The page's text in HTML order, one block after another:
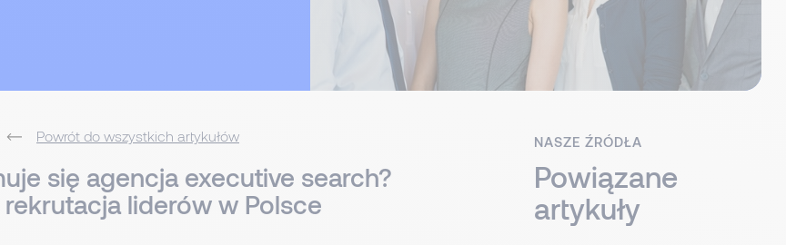
Powrót do wszystkich artykułów
się agencja executive search?
rekrutacja liderów w Polsce
NASZE ŹRÓDŁA
Powiązane
artykuły